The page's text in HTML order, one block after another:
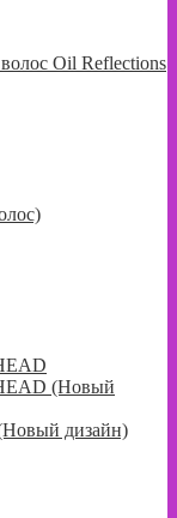
Oil Reflections
(Новый
дизайн)